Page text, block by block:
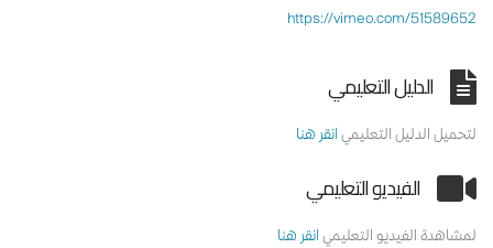
https://vimeo.com/51589652
الدليل التعليمي
لتحميل الدليل التعليمي انقر هنا
الفيديو التعليمي
لمشاهدة الفيديو التعليمي انقر هنا